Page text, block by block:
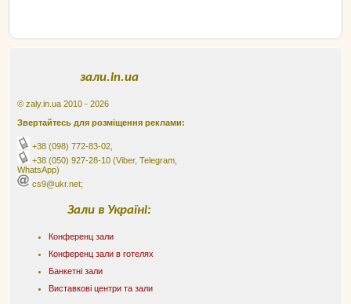
зали.in.ua
© zaly.in.ua 2010 - 2026
Звертайтесь для розміщення реклами:
+38 (098) 772-83-02
+38 (050) 927-28-10 (Viber, Telegram,
WhatsApp)
cs9@ukr.net;
Зали в Україні:
Конференц зали
Конференц зали в готелях
Банкетні зали
Виставкові центри та зали